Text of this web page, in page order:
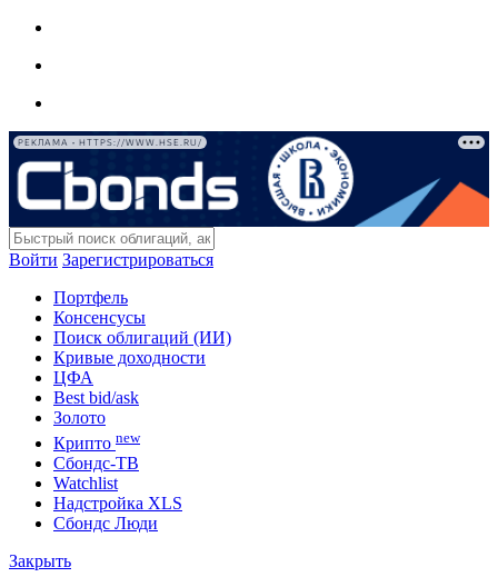
РЕКЛАМА • HTTPS://WWW.HSE.RU/
Войти Зарегистрироваться
Портфель
Консенсусы
Поиск облигаций (ИИ)
Кривые доходности
ЦФА
Best bid/ask
Золото
Крипто new
Сбондс-ТВ
Watchlist
Надстройка XLS
Сбондс Люди
Закрыть